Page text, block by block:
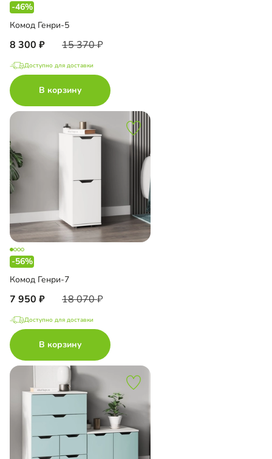
-46%
Комод Генри-5
8 300 15 370
Доступно для доставки
В корзину
-56%
Комод Генри-7
7 950 18 070
Доступно для доставки
В корзину